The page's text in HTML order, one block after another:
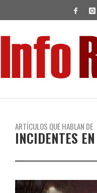
ARTÍCULOS QUE HABLAN DE
INCIDENTES